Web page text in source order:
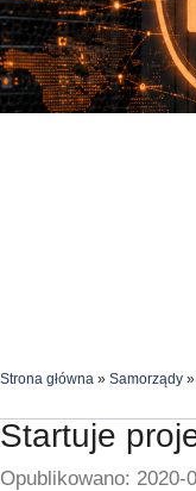
Strona główna » Samorządy »
Startuje
Opublikowano: